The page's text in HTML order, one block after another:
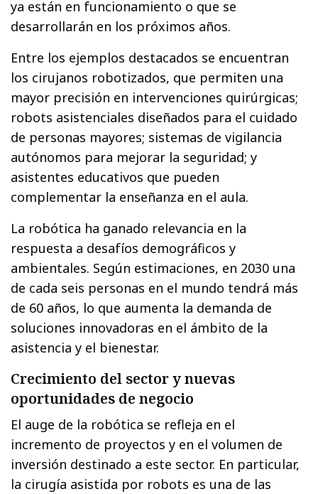
ya están en funcionamiento o que se
desarrollarán en los próximos años.
Entre los ejemplos destacados se encuentran
los cirujanos robotizados, que permiten una
mayor precisión en intervenciones quirúrgicas;
robots asistenciales diseñados para el cuidado
de personas mayores; sistemas de vigilancia
autónomos para mejorar la seguridad; y
asistentes educativos que pueden
complementar la enseñanza en el aula.
La robótica ha ganado relevancia en la
respuesta a desafíos demográficos y
ambientales. Según estimaciones, en 2030 una
de cada seis personas en el mundo tendrá más
de 60 años, lo que aumenta la demanda de
soluciones innovadoras en el ámbito de la
asistencia y el bienestar.
Crecimiento del sector y nuevas
oportunidades de negocio
El auge de la robótica se refleja en el
incremento de proyectos y en el volumen de
inversión destinado a este sector. En particular,
la cirugía asistida por robots es una de las